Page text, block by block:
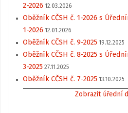
2-2026 12.03.2026
Oběžník CČSH č. 1-2026 s
1-2026 12.01.2026
Oběžník CČSH č. 9-2025 19.12.2025
Oběžník CČSH č. 8-2025 s
3-2025 27.11.2025
Oběžník CČSH č. 7-2025 13.10.2025
Zobrazit úřední